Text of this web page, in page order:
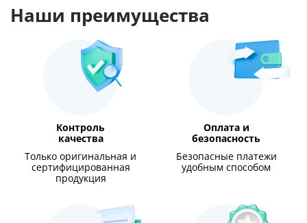
Наши преимущества
Контроль
качества
Только оригинальная и
сертифицированная
продукция
Оплата и
безопасность
Безопасные платежи
удобным способом